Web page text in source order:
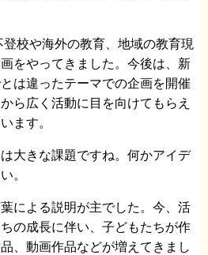
登校や海外の教育、地域の教育現
をやってきました。今後は、新
は違ったテーマでの企画を開催
ら広く活動に目を向けてもらえ
ます。
大きな課題ですね。何かアイデ
。
による説明が主でした。今、活
の成長に伴い、子どもたちが作
、動画作品などが増えてきまし